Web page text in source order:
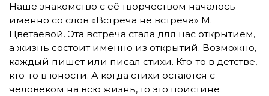
Наше знакомство с её творчеством началось
именно со слов «Встреча не встреча» М.
Цветаевой. Эта встреча стала для нас открытием,
а жизнь состоит именно из открытий. Возможно,
каждый пишет или писал стихи. Кто-то в детстве,
кто-то в юности. А когда стихи остаются с
человеком на всю жизнь, то это поистине